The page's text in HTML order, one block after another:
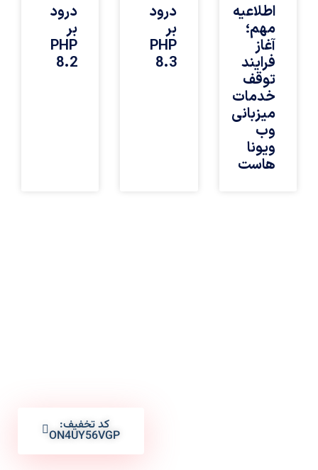
اطلاعیه
مهم؛
آغاز
فرایند
توقف
خدمات
میزبانی
وب
ویونا
هاست
درود
بر
PHP
8.3
درود
بر
PHP
8.2
کد تخفیف:
ON4UY56VGP